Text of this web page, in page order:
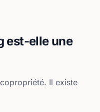
est-elle une
Il existe